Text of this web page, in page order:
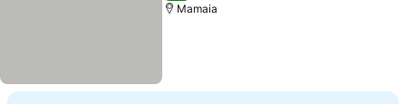
Mamaia